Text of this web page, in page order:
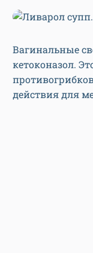
Вагинальные
кетоконазол.
действия для